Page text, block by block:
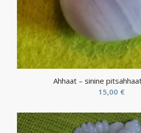
Ahhaat – sinine
15,00 €